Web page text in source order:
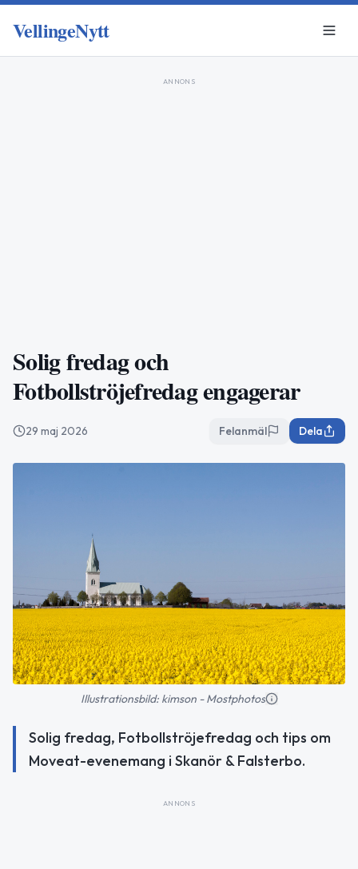
VellingeNytt
ANNONS
Solig fredag och
Fotbollströjefredag engagerar
29 maj 2026 Felanmäl Dela
Illustrationsbild: kimson - Mostphotos
Solig fredag, Fotbollströjefredag och tips om
Moveat-evenemang i Skanör & Falsterbo.
ANNONS